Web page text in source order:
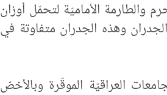
الأماميّة لتحمّل أوزان
طن ستُسلّط على الجدران وهذه الجدران متفاوتة في
العراقيّة الموقّرة وبالأخصّ